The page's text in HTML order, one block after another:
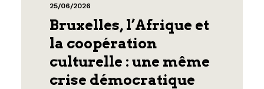
25/06/2026
Bruxelles, l’Afrique et
la coopération
culturelle : une même
crise démocratique